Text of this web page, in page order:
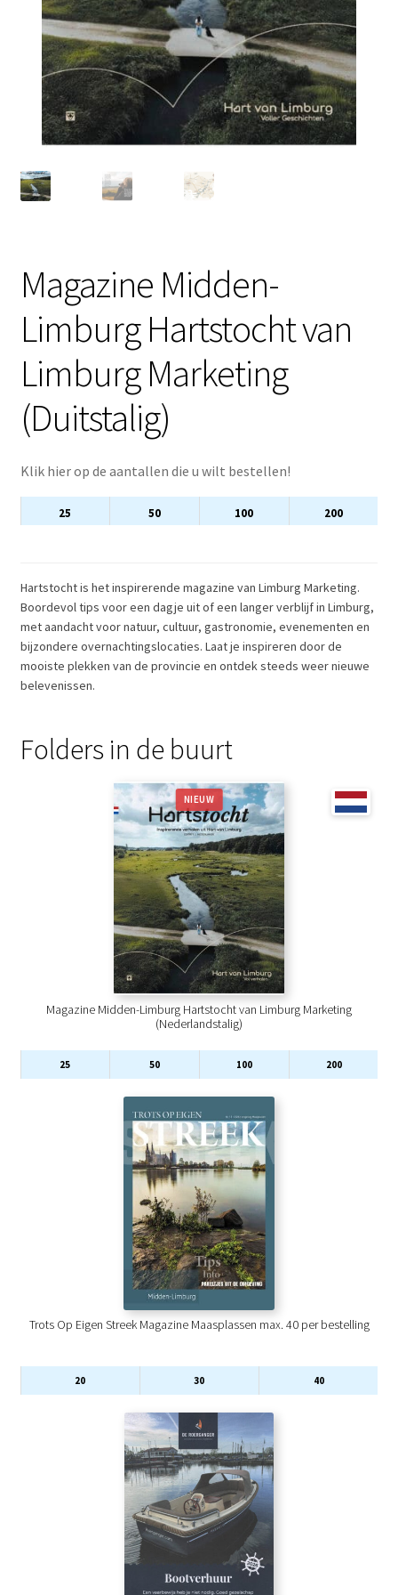
Magazine Midden-
Limburg Hartstocht van
Limburg Marketing
(Duitstalig)
Klik hier op de aantallen die u wilt bestellen!
25 50 100 200
Hartstocht is het inspirerende magazine van Limburg Marketing.
Boordevol tips voor een dagje uit of een langer verblijf in Limburg,
met aandacht voor natuur, cultuur, gastronomie, evenementen en
bijzondere overnachtingslocaties. Laat je inspireren door de
mooiste plekken van de provincie en ontdek steeds weer nieuwe
belevenissen.
Folders in de buurt
NIEUW
Magazine Midden-Limburg Hartstocht van Limburg Marketing
(Nederlandstalig)
25 50 100 200
Trots Op Eigen Streek Magazine Maasplassen max. 40 per bestelling
20 30 40